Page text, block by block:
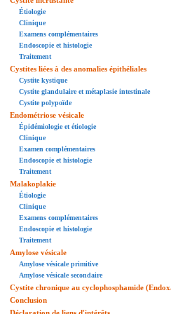
Étiologie
Clinique
Examens complémentaires
Endoscopie et histologie
Traitement
Cystites liées à des anomalies épithéliales
Cystite kystique
Cystite glandulaire et métaplasie intestinale
Cystite polypoïde
Endométriose vésicale
Épidémiologie et étiologie
Clinique
Examen complémentaires
Endoscopie et histologie
Traitement
Malakoplakie
Étiologie
Clinique
Examens complémentaires
Endoscopie et histologie
Traitement
Amylose vésicale
Amylose vésicale primitive
Amylose vésicale secondaire
Cystite chronique au cyclophosphamide
Conclusion